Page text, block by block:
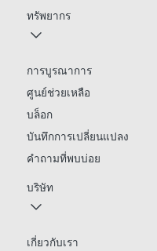
ทรัพยากร
การบูรณาการ
ศูนย์ช่วยเหลือ
บล็อก
บันทึกการเปลี่ยนแปลง
คำถามที่พบบ่อย
บริษัท
เกี่ยวกับเรา